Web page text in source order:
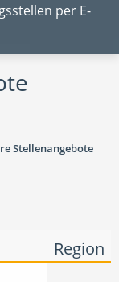
per E-
Stellenangebote
Region